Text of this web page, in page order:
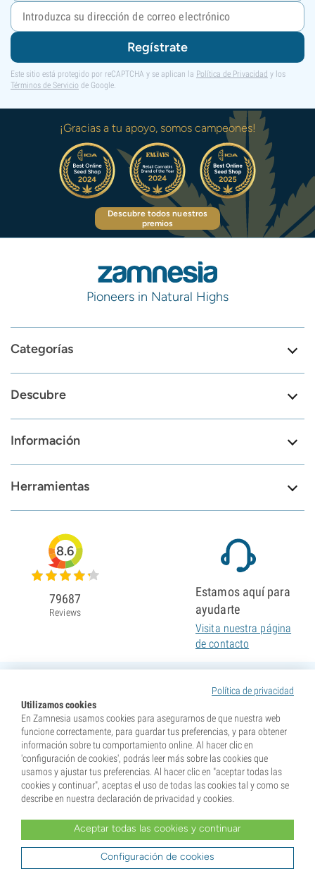
Regístrate
Este sitio está protegido por reCAPTCHA y se aplican la Política de Privacidad y los
Términos de Servicio de Google.
¡Gracias a tu apoyo, somos campeones!
Descubre todos nuestros
premios
Pioneers in Natural Highs
Categorías
Descubre
Información
Herramientas
Política de privacidad
Utilizamos cookies
En Zamnesia usamos cookies para asegurarnos de que nuestra web
funcione correctamente, para guardar tus preferencias, y para obtener
información sobre tu comportamiento online. Al hacer clic en
'configuración de cookies', podrás leer más sobre las cookies que
usamos y ajustar tus preferencias. Al hacer clic en "aceptar todas las
cookies y continuar", aceptas el uso de todas las cookies tal y como se
describe en nuestra declaración de privacidad y cookies.
Aceptar todas las cookies y continuar
Configuración de cookies
8.6
79687
Reviews
Estamos aquí para
ayudarte
Visita nuestra página
de contacto
* Nuestras semillas se venden como suvenires. La germinación de semillas es ilegal en muchos
tu lugar de residencia y que conoces las normativas locales. También eximes de toda responsabilidad a
Zamnesia si actúas al margen de ellas.